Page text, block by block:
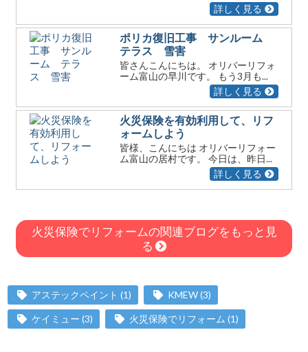
詳しく見る
ポリカ復旧工事 サンルーム
テラス 雪害
皆さんこんにちは。 オリバーリフォ
ーム富山の早川です。 もう3月も...
詳しく見る
火災保険を有効利用して、リフ
ォームしよう
皆様、こんにちは オリバーリフォー
ム富山の居村です。 今日は、昨日...
詳しく見る
火災保険でリフォームの関連ブログをもっと見
る
アステックペイント (1) KMEW(3)
ケイミュー (3) 火災保険でリフォーム (1)